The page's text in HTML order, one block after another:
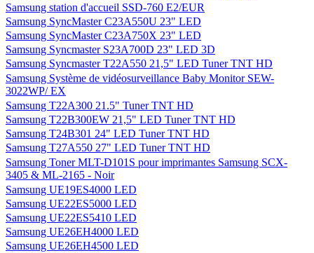
Samsung station d'accueil SSD-760 E2/EUR
Samsung SyncMaster C23A550U 23" LED
Samsung SyncMaster C23A750X 23" LED
Samsung Syncmaster S23A700D 23" LED 3D
Samsung Syncmaster T22A550 21,5" LED Tuner TNT HD
Samsung Système de vidéosurveillance Baby Monitor SEW-
3022WP/ EX
Samsung T22A300 21.5" Tuner TNT HD
Samsung T22B300EW 21,5" LED Tuner TNT HD
Samsung T24B301 24" LED Tuner TNT HD
Samsung T27A550 27" LED Tuner TNT HD
Samsung Toner MLT-D101S pour imprimantes Samsung SCX-
3405 & ML-2165 - Noir
Samsung UE19ES4000 LED
Samsung UE22ES5000 LED
Samsung UE22ES5410 LED
Samsung UE26EH4000 LED
Samsung UE26EH4500 LED